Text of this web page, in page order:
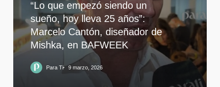
“Lo que empezó siendo un
sueño, hoy lleva 25 años”:
Marcelo Cantón, diseñador de
Mishka, en BAFWEEK
Para Ti 9 marzo, 2026